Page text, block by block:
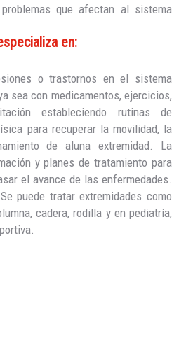
que afectan al sistema
en:
o trastornos en el sistema
sea con medicamentos, ejercicios,
estableciendo rutinas de
para recuperar la movilidad, la
de aluna extremidad. La
y planes de tratamiento para
el avance de las enfermedades.
puede tratar extremidades como
cadera, rodilla y en pediatría,